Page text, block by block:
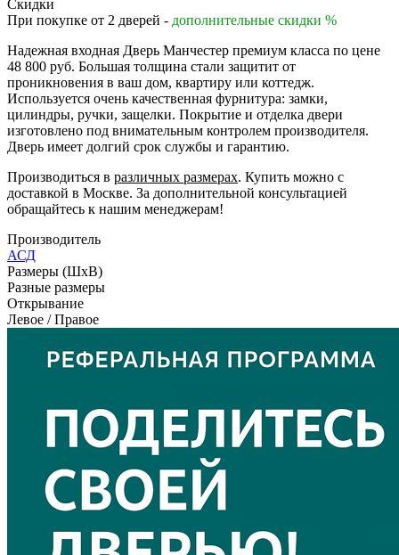
Скидки
При покупке от 2 дверей - дополнительные скидки %
Надежная входная Дверь Манчестер премиум класса по цене
48 800 руб. Большая толщина стали защитит от
проникновения в ваш дом, квартиру или коттедж.
Используется очень качественная фурнитура: замки,
цилиндры, ручки, защелки. Покрытие и отделка двери
изготовлено под внимательным контролем производителя.
Дверь имеет долгий срок службы и гарантию.
Производиться в различных размерах. Купить можно с
доставкой в Москве. За дополнительной консультацией
обращайтесь к нашим менеджерам!
Производитель
АСД
Размеры (ШxВ)
Разные размеры
Открывание
Левое / Правое